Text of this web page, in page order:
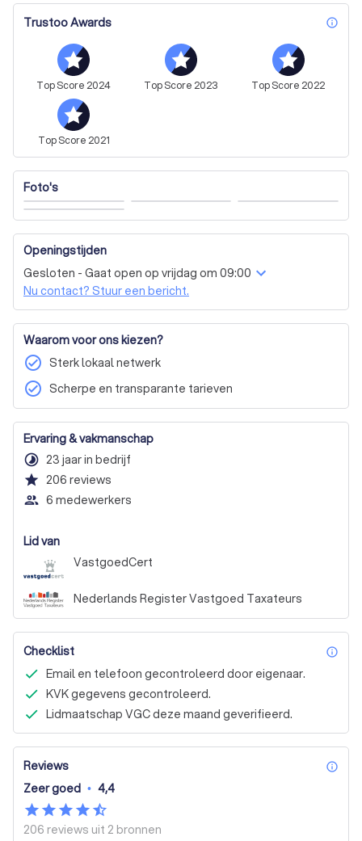
gezinswoning in een kindvriendelijke buurt, een
winkelpand of een moderne bedrijfsruimte: wij zetten ons
maximaal in om opdrachtgevers verder te helpen.
Neem gerust contact met ons op voor vrijblijvend advies.
Trustoo Awards
TopScore 2024 TopScore 2023 TopScore 2022
TopScore 2021
Foto's
Openingstijden
Gesloten - Gaat open op vrijdag om 09:00
Nu contact? Stuur een bericht.
Waarom voor ons kiezen?
check_circle Sterk lokaal netwerk
check_circle Scherpe en transparante tarieven
Ervaring & vakmanschap
timelapse 23 jaar in bedrijf
star 206 reviews
people_outline 6 medewerkers
Lid van
VastgoedCert
Nederlands Register Vastgoed Taxateurs
Checklist
Email en telefoon gecontroleerd door eigenaar.
KVK gegevens gecontroleerd.
Lidmaatschap VGC deze maand geverifieerd.
Reviews
Zeer goed • 4,4
206 reviews uit 2 bronnen